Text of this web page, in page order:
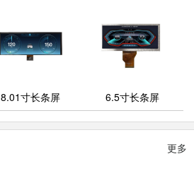
8.01寸长条屏 6.5寸长条屏
更多